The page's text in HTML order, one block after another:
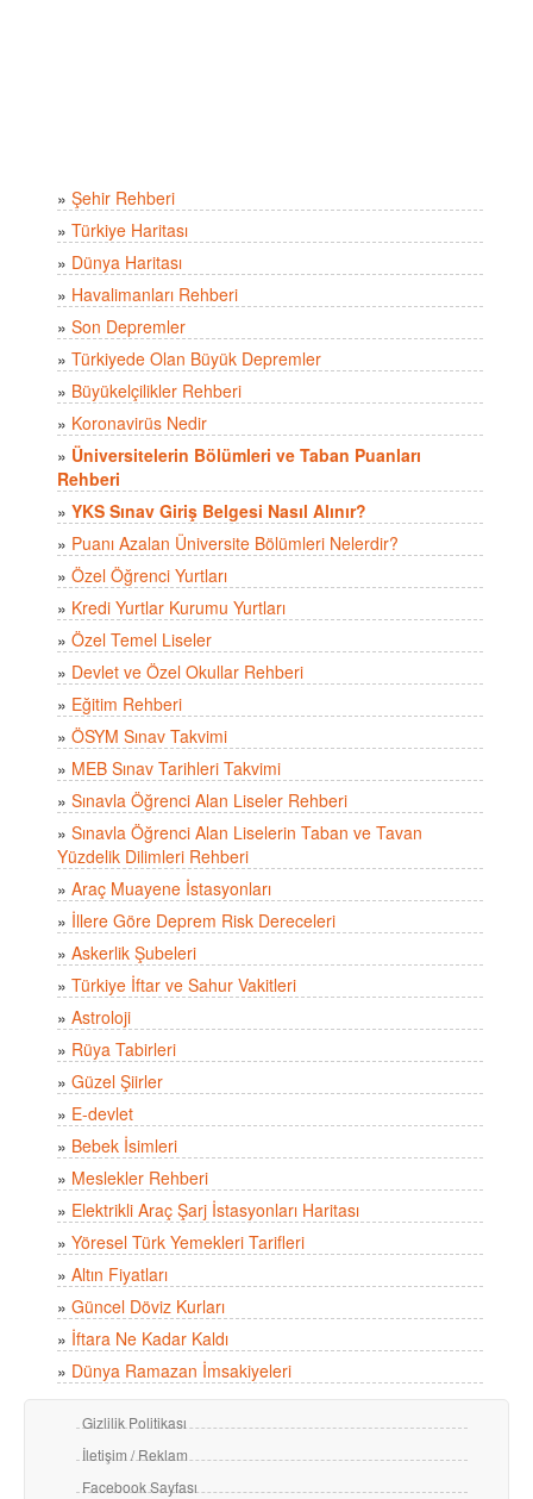
» Şehir Rehberi
» Türkiye Haritası
» Dünya Haritası
» Havalimanları Rehberi
» Son Depremler
» Türkiyede Olan Büyük Depremler
» Büyükelçilikler Rehberi
» Koronavirüs Nedir
» Üniversitelerin Bölümleri ve Taban Puanları
Rehberi
» YKS Sınav Giriş Belgesi Nasıl Alınır?
» Puanı Azalan Üniversite Bölümleri Nelerdir?
» Özel Öğrenci Yurtları
» Kredi Yurtlar Kurumu Yurtları
» Özel Temel Liseler
» Devlet ve Özel Okullar Rehberi
» Eğitim Rehberi
» ÖSYM Sınav Takvimi
» MEB Sınav Tarihleri Takvimi
» Sınavla Öğrenci Alan Liseler Rehberi
» Sınavla Öğrenci Alan Liselerin Taban ve Tavan
Yüzdelik Dilimleri Rehberi
» Araç Muayene İstasyonları
» İllere Göre Deprem Risk Dereceleri
» Askerlik Şubeleri
» Türkiye İftar ve Sahur Vakitleri
» Astroloji
» Rüya Tabirleri
» Güzel Şiirler
» E-devlet
» Bebek İsimleri
» Meslekler Rehberi
» Elektrikli Araç Şarj İstasyonları Haritası
» Yöresel Türk Yemekleri Tarifleri
» Altın Fiyatları
» Güncel Döviz Kurları
» İftara Ne Kadar Kaldı
» Dünya Ramazan İmsakiyeleri
Gizlilik Politikası
İletişim / Reklam
Facebook Sayfası